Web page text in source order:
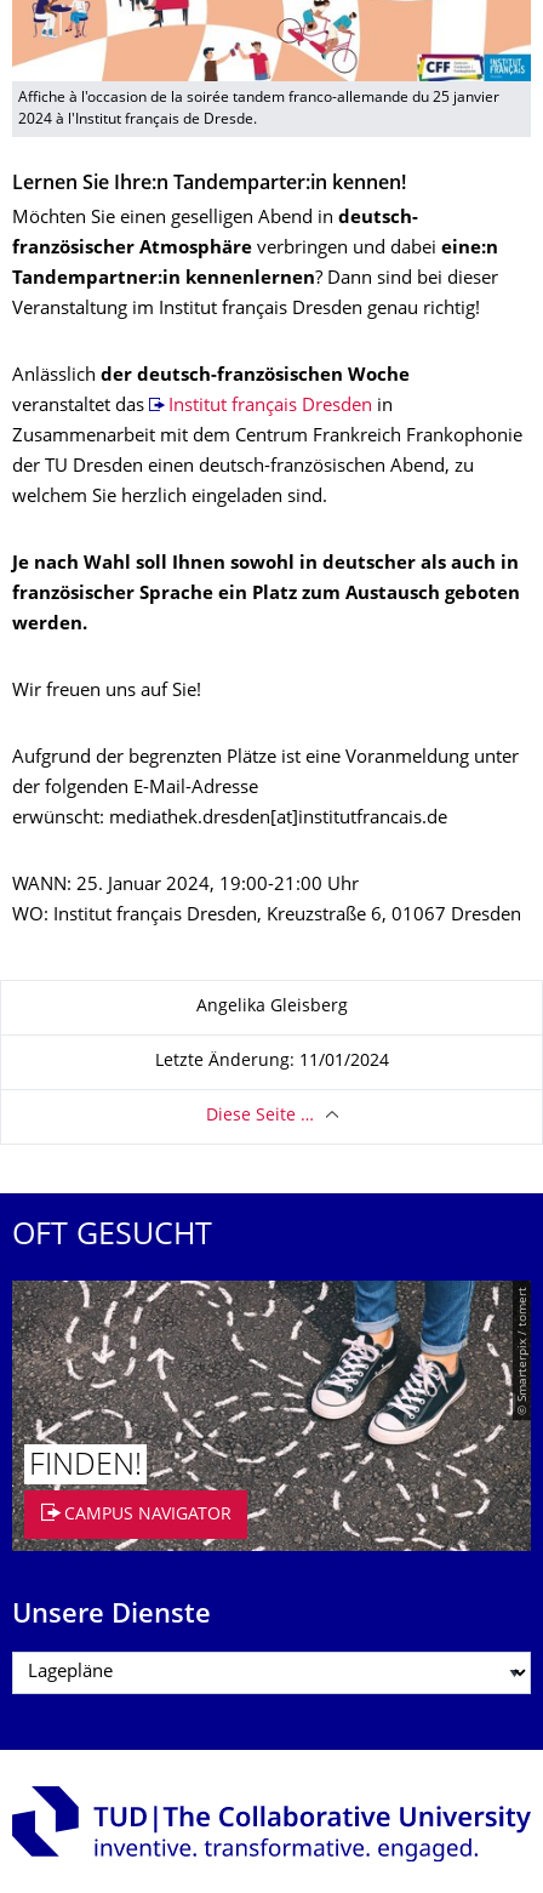
Affiche à l'occasion de la soirée tandem franco-allemande du 25 janvier
2024 à l'Institut français de Dresde.
Lernen Sie Ihre:n Tandemparter:in kennen!
Möchten Sie einen geselligen Abend in deutsch-
französischer Atmosphäre verbringen und dabei eine:n
Tandempartner:in kennenlernen? Dann sind bei dieser
Veranstaltung im Institut français Dresden genau richtig!
Anlässlich der deutsch-französischen Woche
veranstaltet das
Institut français Dresden in
Zusammenarbeit mit dem Centrum Frankreich Frankophonie
der TU Dresden einen deutsch-französischen Abend, zu
welchem Sie herzlich eingeladen sind.
Je nach Wahl soll Ihnen sowohl in deutscher als auch in
französischer Sprache ein Platz zum Austausch geboten
werden.
Wir freuen uns auf Sie!
Aufgrund der begrenzten Plätze ist eine Voranmeldung unter
der folgenden E-Mail-Adresse
erwünscht: mediathek.dresden[at]institutfrancais.de
WANN: 25. Januar 2024, 19:00-21:00 Uhr
WO: Institut français Dresden, Kreuzstraße 6, 01067 Dresden
Angelika Gleisberg
Letzte Änderung: 11/01/2024
Diese Seite …
OFT GESUCHT
© Smarterpix / tomert
FINDEN!
CAMPUS NAVIGATOR
Unsere Dienste